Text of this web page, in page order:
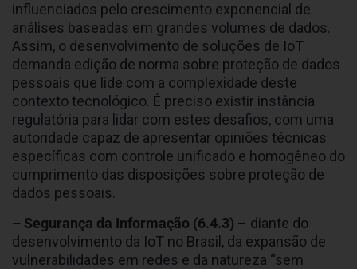
influenciados pelo crescimento exponencial de
análises baseadas em grandes volumes de dados.
Assim, o desenvolvimento de soluções de IoT
demanda edição de norma sobre proteção de dados
pessoais que lide com a complexidade deste
contexto tecnológico. É preciso existir instância
regulatória para lidar com estes desafios, com uma
autoridade capaz de apresentar opiniões técnicas
específicas com controle unificado e homogêneo do
cumprimento das disposições sobre proteção de
dados pessoais.
– Segurança da Informação (6.4.3) – diante do
desenvolvimento da IoT no Brasil, da expansão de
vulnerabilidades em redes e da natureza “sem